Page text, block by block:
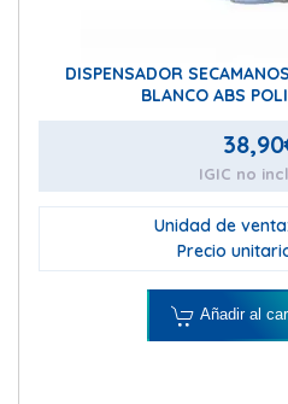
DISPENSADOR
BLANCO ABS
38,90
IGIC no
Unidad de
Precio
Añadir al